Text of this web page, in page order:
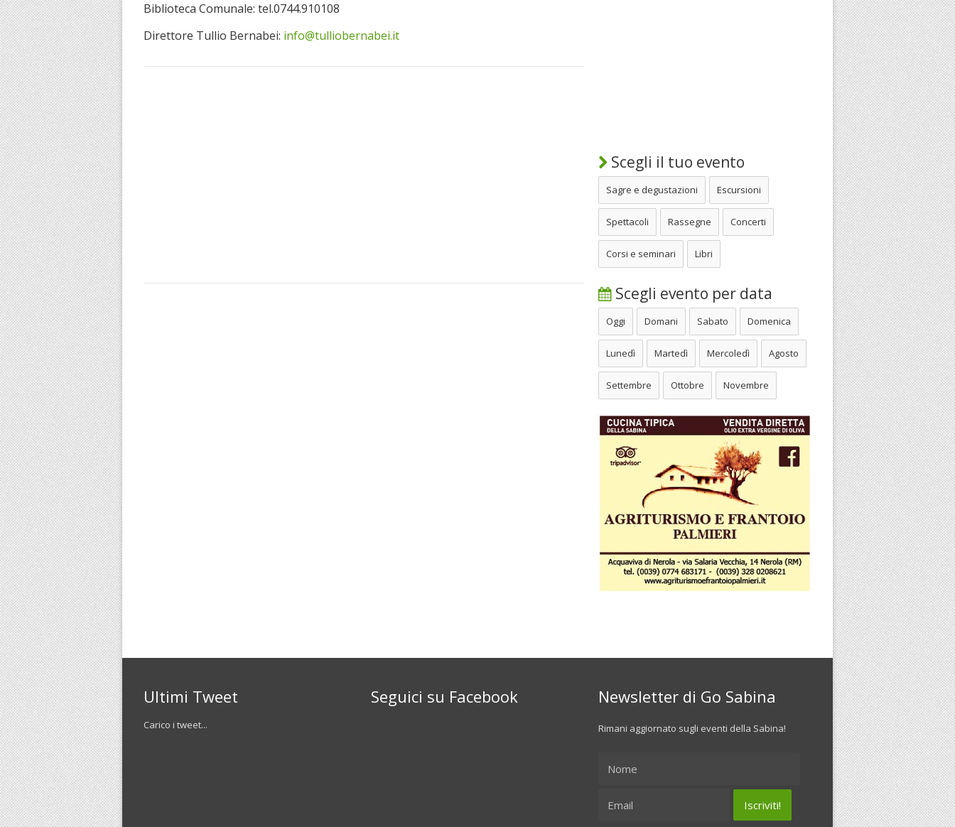
Biblioteca Comunale: tel.0744.910108
Direttore Tullio Bernabei: info@tulliobernabei.it
Scegli il tuo evento
Sagre e degustazioni Escursioni
Spettacoli Rassegne Concerti
Corsi e seminari Libri
Scegli evento per data
Oggi Domani Sabato Domenica
Lunedì Martedì Mercoledì Agosto
Settembre Ottobre Novembre
Ultimi Tweet
Carico i tweet...
Seguici su Facebook Newsletter di Go Sabina
Rimani aggiornato sugli eventi della Sabina!